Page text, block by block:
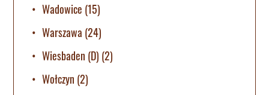
Wadowice (15)
Warszawa (24)
Wiesbaden (D) (2)
Wołczyn (2)